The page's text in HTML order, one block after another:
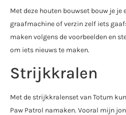
Met deze houten bouwset bouw je
graafmachine of verzin zelf iets
maken volgens de voorbeelden en
om iets nieuws te maken.
Strijkkralen
Met de strijkkralenset van Totum
Paw Patrol namaken. Vooral mijn